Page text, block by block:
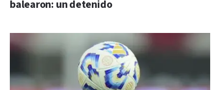
balearon: un detenido